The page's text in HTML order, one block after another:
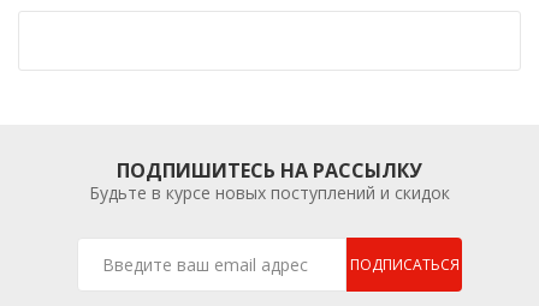
ПОДПИШИТЕСЬ НА РАССЫЛКУ
Будьте в курсе новых поступлений и скидок
ПОДПИСАТЬСЯ